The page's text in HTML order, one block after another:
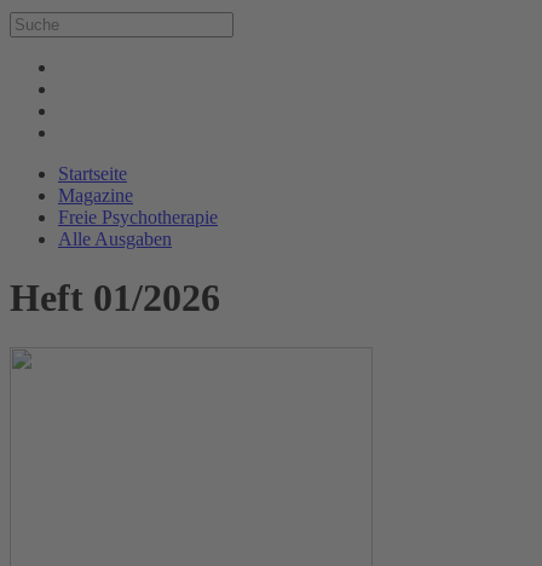
Startseite
Magazine
Freie Psychotherapie
Alle Ausgaben
Heft 01/2026